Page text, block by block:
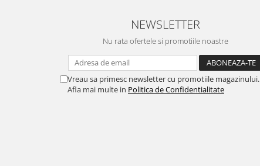
NEWSLETTER
Nu rata ofertele si promotiile noastre
Vreau sa primesc newsletter cu promotiile magazinului.
Afla mai multe in Politica de Confidentialitate